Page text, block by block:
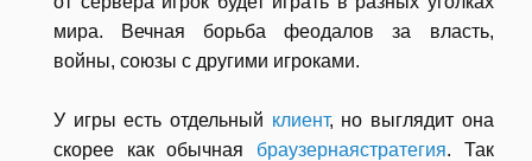
мира. Вечная борьба феодалов за власть,
войны, союзы с другими игроками.
У игры есть отдельный клиент, но выглядит она
скорее как обычная браузернаястратегия. Так